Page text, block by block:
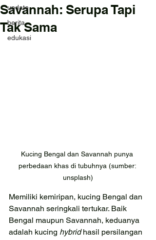
update
berita
edukasi
Savannah: Serupa Tapi
Tak Sama
Kucing Bengal dan Savannah punya
perbedaan khas di tubuhnya (sumber:
unsplash)
Memiliki kemiripan, kucing Bengal dan
Savannah seringkali tertukar. Baik
Bengal maupun Savannah, keduanya
adalah kucing hybrid hasil persilangan